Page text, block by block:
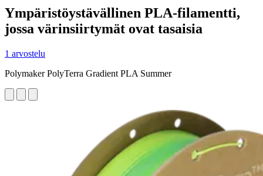
Ympäristöystävällinen PLA-filamentti,
jossa värinsiirtymät ovat tasaisia
1 arvostelu
Polymaker PolyTerra Gradient PLA Summer